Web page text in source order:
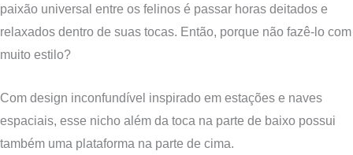
paixão universal entre os felinos é passar horas deitados e
relaxados dentro de suas tocas. Então, porque não fazê-lo com
muito estilo?
Com design inconfundível inspirado em estações e naves
espaciais, esse nicho além da toca na parte de baixo possui
também uma plataforma na parte de cima.